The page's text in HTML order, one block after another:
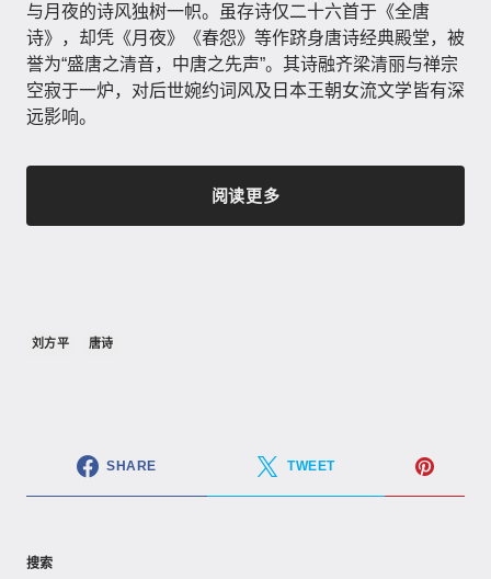
与月夜的诗风独树一帜。虽存诗仅二十六首于《全唐
诗》，却凭《月夜》《春怨》等作跻身唐诗经典殿堂，被
誉为“盛唐之清音，中唐之先声”。其诗融齐梁清丽与禅宗
空寂于一炉，对后世婉约词风及日本王朝女流文学皆有深
远影响。
阅读更多
刘方平 唐诗
SHARE TWEET
搜索